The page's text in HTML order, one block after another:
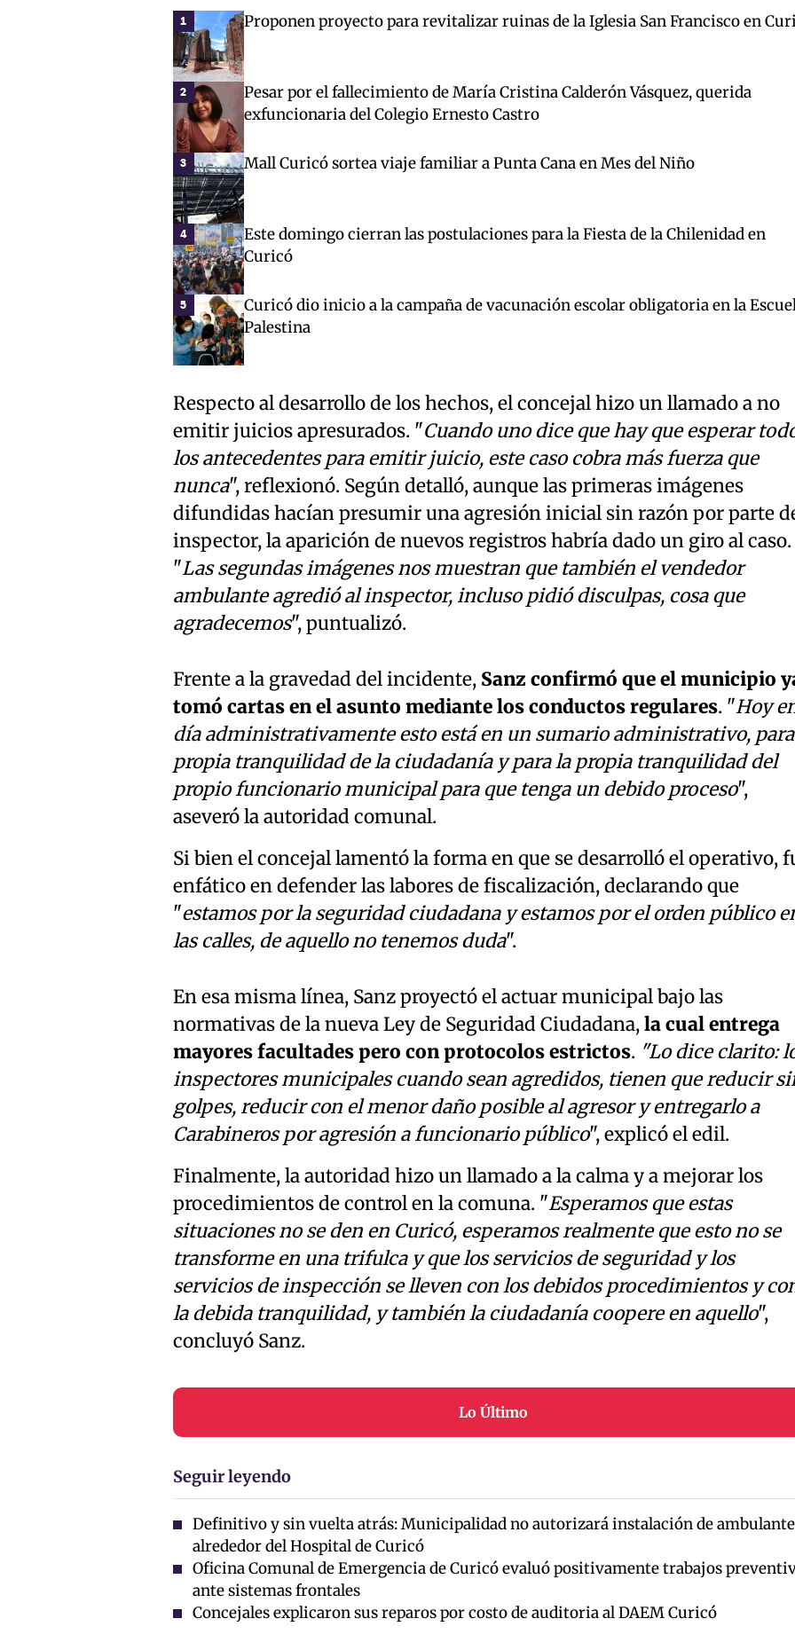
1 Proponen proyecto para revitalizar ruinas de la Iglesia San Francisco en
2
Pesar por el fallecimiento de María Cristina Calderón Vásquez, querida
exfuncionaria del Colegio Ernesto Castro
3 Mall Curicó sortea viaje familiar a Punta Cana en Mes del Niño
4
Este domingo cierran las postulaciones para la Fiesta de la Chilenidad en
Curicó
5
Curicó dio inicio a la campaña de vacunación escolar obligatoria en la
Palestina
Respecto al desarrollo de los hechos, el concejal hizo un llamado a no
emitir juicios apresurados. "Cuando uno dice que hay que esperar
los antecedentes para emitir juicio, este caso cobra más fuerza que
nunca", reflexionó. Según detalló, aunque las primeras imágenes
difundidas hacían presumir una agresión inicial sin razón por parte
inspector, la aparición de nuevos registros habría dado un giro al caso.
"Las segundas imágenes nos muestran que también el vendedor
ambulante agredió al inspector, incluso pidió disculpas, cosa que
agradecemos", puntualizó.
Frente a la gravedad del incidente, Sanz confirmó que el municipio
tomó cartas en el asunto mediante los conductos regulares. "Hoy
día administrativamente esto está en un sumario administrativo,
propia tranquilidad de la ciudadanía y para la propia tranquilidad del
propio funcionario municipal para que tenga un debido proceso",
aseveró la autoridad comunal.
Si bien el concejal lamentó la forma en que se desarrolló el operativo,
enfático en defender las labores de fiscalización, declarando que
"estamos por la seguridad ciudadana y estamos por el orden público
las calles, de aquello no tenemos duda".
En esa misma línea, Sanz proyectó el actuar municipal bajo las
normativas de la nueva Ley de Seguridad Ciudadana,la cual entrega
mayores facultades pero con protocolos estrictos. "Lo dice clarito:
inspectores municipales cuando sean agredidos, tienen que reducir
golpes, reducir con el menor daño posible al agresor y entregarlo a
Carabineros por agresión a funcionario público", explicó el edil.
Finalmente, la autoridad hizo un llamado a la calma y a mejorar los
procedimientos de control en la comuna. "Esperamos que estas
situaciones no se den en Curicó, esperamos realmente que esto no se
transforme en una trifulca y que los servicios de seguridad y los
servicios de inspección se lleven con los debidos procedimientos y
la debida tranquilidad, y también la ciudadanía coopere en aquello",
concluyó Sanz.
Lo Último
Seguir leyendo
Definitivo y sin vuelta atrás: Municipalidad no autorizará instalación de
alrededor del Hospital de Curicó
Oficina Comunal de Emergencia de Curicó evaluó positivamente trabajos
ante sistemas frontales
Concejales explicaron sus reparos por costo de auditoria al DAEM Curicó